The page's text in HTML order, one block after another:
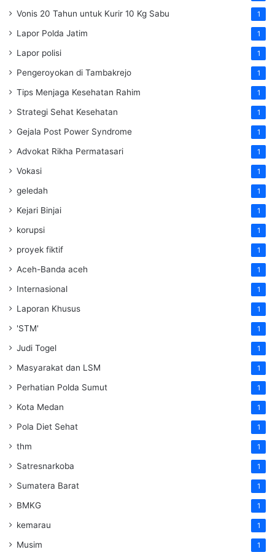
Vonis 20 Tahun untuk Kurir 10 Kg Sabu 1
Lapor Polda Jatim 1
Lapor polisi 1
Pengeroyokan di Tambakrejo 1
Tips Menjaga Kesehatan Rahim 1
Strategi Sehat Kesehatan 1
Gejala Post Power Syndrome 1
Advokat Rikha Permatasari 1
Vokasi 1
geledah 1
Kejari Binjai 1
korupsi 1
proyek fiktif 1
Aceh-Banda aceh 1
Internasional 1
Laporan Khusus 1
'STM' 1
Judi Togel 1
Masyarakat dan LSM 1
Perhatian Polda Sumut 1
Kota Medan 1
Pola Diet Sehat 1
thm 1
Satresnarkoba 1
Sumatera Barat 1
BMKG 1
kemarau 1
Musim 1